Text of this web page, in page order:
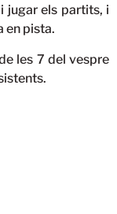
jugar els partits, i
en pista.
les 7 del vespre